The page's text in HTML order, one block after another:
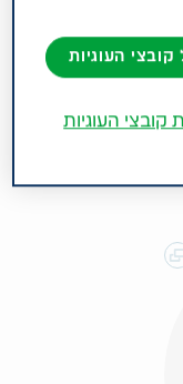
הסרה מלאה
: אנלוגים
קובצי העוגיות
קובצי העוגיות